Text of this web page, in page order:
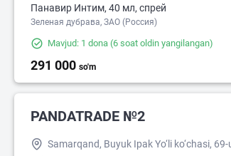
Панавир Интим, 40 мл, спрей
Зеленая дубрава, ЗАО (Россия)
Mavjud: 1 dona (6 soat oldin yangilangan)
291 000 so'm
PANDATRADE №2
Samarqand, Buyuk Ipak Yo‘li ko‘chasi, 69-